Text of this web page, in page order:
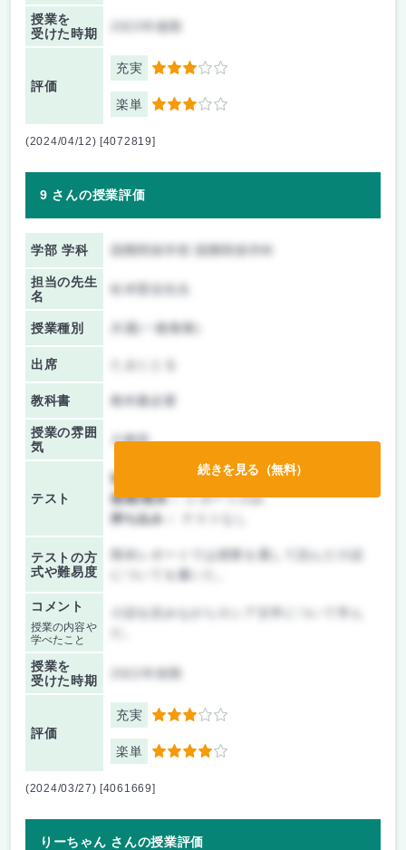
授業を
受けた時期
2023年後期
評価
充実 3
楽単 3
(2024/04/12) [4072819]
9 さんの授業評価
学部 学科
担当の先生
名
授業種別 共通(一般教養)
出席
教科書 教科書必要
授業の雰囲
気
大教室
テスト
前期/中間：
レポートのみ
後期/期末：レポートのみ
持ち込み：
テストの方
式や難易度
についてを書いた。
コメント
授業の内容や
学べたこと
授業を
受けた時期
評価
充実 3
楽単 4
続きを見る（無料）
(2024/03/27) [4061669]
りーちゃん さんの授業評価